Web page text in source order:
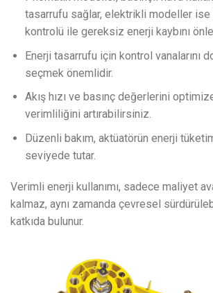
tasarrufu sağlar, elektrikli modeller ise
kontrolü ile gereksiz enerji kaybını
Enerji tasarrufu için kontrol vanalarını
seçmek önemlidir.
Akış hızı ve basınç değerlerini
verimliliğini artırabilirsiniz.
Düzenli bakım, aktüatörün enerji
seviyede tutar.
Verimli enerji kullanımı, sadece maliyet
kalmaz, aynı zamanda çevresel
katkıda bulunur.